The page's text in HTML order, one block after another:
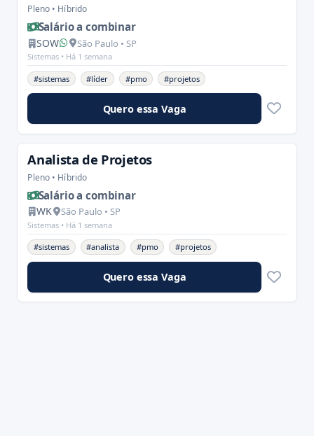
Pleno • Híbrido
Salário a combinar
SOW São Paulo • SP
Sistemas • Há 1 semana
#sistemas #líder #pmo #projetos
Quero essa Vaga
Analista de Projetos
Pleno • Híbrido
Salário a combinar
WK São Paulo • SP
Sistemas • Há 1 semana
#sistemas #analista #pmo #projetos
Quero essa Vaga